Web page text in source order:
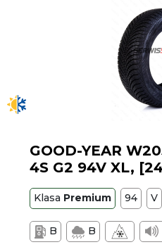
GOOD-YEAR
4S G2 94V XL,
Klasa Premium 94 V
B B